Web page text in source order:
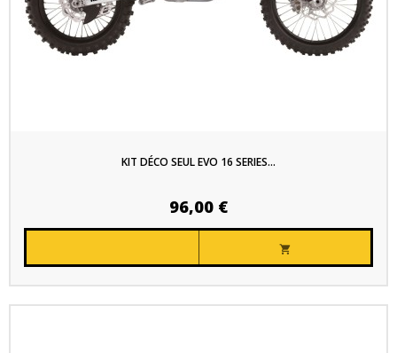
KIT DÉCO SEUL EVO 16 SERIES...
96,00 €
